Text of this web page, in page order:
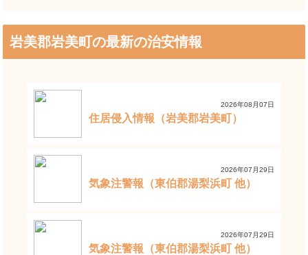
岩美郡岩美町の最新の治安情報
2026年08月07日
住居侵入情報（岩美郡岩美町）
2026年07月29日
気象注警報（東伯郡湯梨浜町 他）
2026年07月29日
気象注警報（東伯郡湯梨浜町 他）